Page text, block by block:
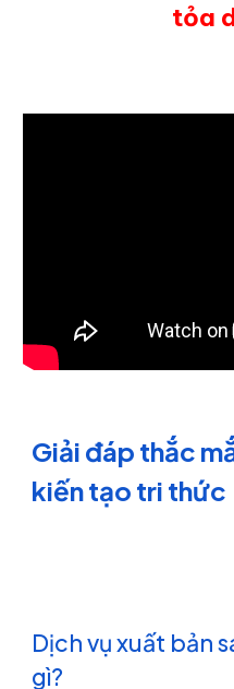
tỏa
Giải đáp thắc
kiến tạo tri thức
Dịch vụ xuất bản
gì?